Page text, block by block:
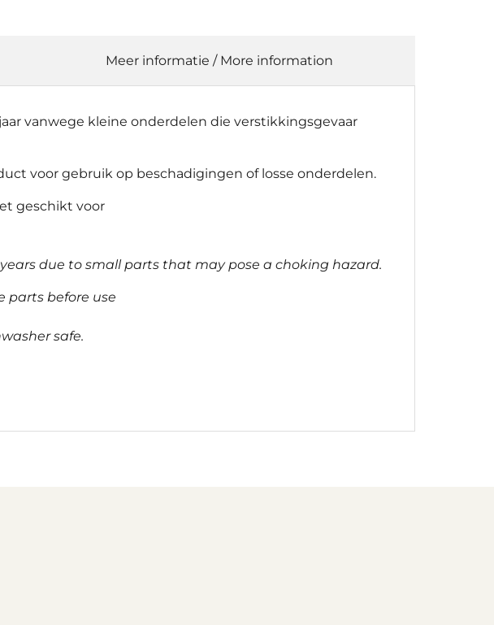
vanwege kleine onderdelen die verstikkingsgevaar
voor gebruik op beschadigingen of losse onderdelen.
geschikt voor
due to small parts that may pose a choking hazard.
parts before use
safe.
Meer informatie / More information